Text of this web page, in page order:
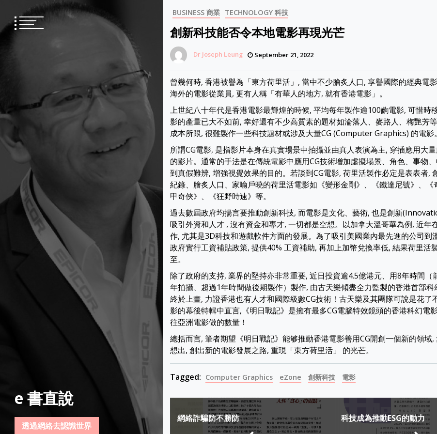
content
e 書直說
透過網絡去認識世界
BUSINESS 商業 TECHNOLOGY 科技
創新科技能否令本地電影再現光芒
Dr Joseph Leung September 21, 2022
曾幾何時, 香港被譽為「東方荷里活」, 當中不少膾炙人口, 享譽國際的經典電
海外的電影從業員, 更有人稱「有華人的地方, 就有香港電影」。
上世紀八十年代是香港電影最輝煌的時候, 平均每年製作逾100齣電影, 可惜時
影的產量已大不如前, 幸好還有不少高質素的題材如淪落人、麥路人、梅艷芳
成本所限, 很難製作一些科技題材或涉及大量CG (Computer Graphics) 的電影。
所謂CG電影, 是指影片本身在真實場景中拍攝並由真人表演為主, 穿插應用大
的影片。通常的手法是在傳統電影中應用CG技術增加虛擬場景、角色、事物
到真假難辨, 增強視覺效果的目的。若談到CG電影, 荷里活製作必定是表表者,
紀錄、膾炙人口、家喻戶曉的荷里活電影如《變形金剛》、《鐵達尼號》、《
甲奇俠》、《狂野時速》等。
過去數屆政府均揚言要推動創新科技, 而電影是文化、藝術, 也是創新
吸引外資和人才 , 沒有資金和專才, 一切都是空想。以加拿大溫哥華為例, 近年
作, 尤其是3D科技和遊戲軟件方面的發展。為了吸引美國業內最先進的公司到
政府實行工資補貼政策, 提供40% 工資補助, 再加上加幣兌換率低, 結果荷里活
至。
除了政府的支持, 業界的堅持亦非常重要, 近日投資逾4.5億港元、用8年時間（
年拍攝、超過1年時間做後期製作）製作, 由古天樂傾盡全力監製的香港首部科
終於上畫, 力證香港也有人才和國際級數CG技術！古天樂及其團隊可說是花了
影的幕後特輯中直言,《明日戰記》是擁有最多CG電腦特效鏡頭的香港科幻電
往亞洲電影做的數量！
總括而言, 筆者期望《明日戰記》能够推動香港電影善用CG開創一個新的領域,
想出, 創出新的電影發展之路, 重現「東方荷里活」 的光芒。
Tagged: Computer Graphics eZone 創新科技 電影
navigation
網絡詐騙防不勝防 科技成為推動ESG的動力